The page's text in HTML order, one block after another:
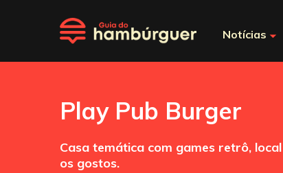
Notícias
Play Pub Burger
Casa temática com games retrô,
os gostos.